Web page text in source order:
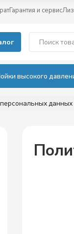
Гарантия и сервис
высокого
данных